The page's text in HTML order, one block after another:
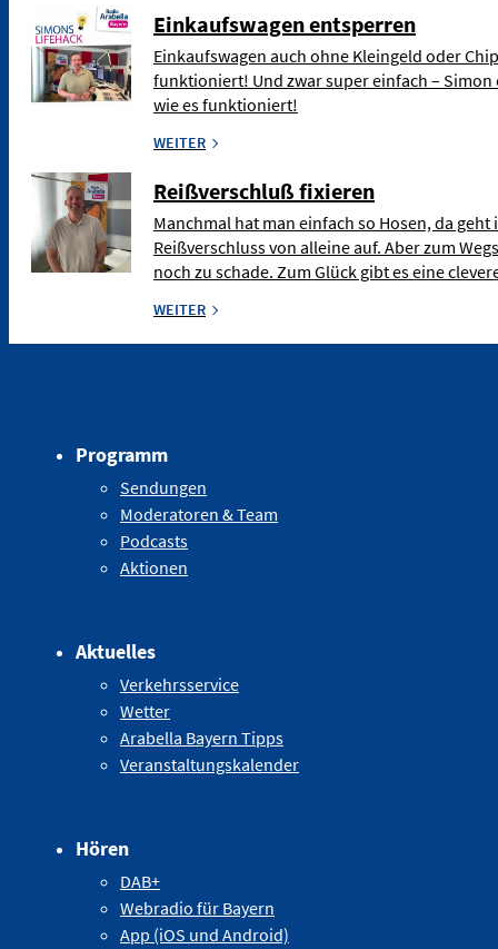
Einkaufswagen entsperren
Einkaufswagen auch ohne Kleingeld oder
funktioniert! Und zwar super einfach –
wie es funktioniert!
WEITER
Reißverschluß fixieren
Manchmal hat man einfach so Hosen, da
Reißverschluss von alleine auf. Aber zum
noch zu schade. Zum Glück gibt es eine
WEITER
Programm
Sendungen
Moderatoren & Team
Podcasts
Aktionen
Aktuelles
Verkehrsservice
Wetter
Arabella Bayern Tipps
Veranstaltungskalender
Hören
DAB+
Webradio für Bayern
App (iOS und Android)